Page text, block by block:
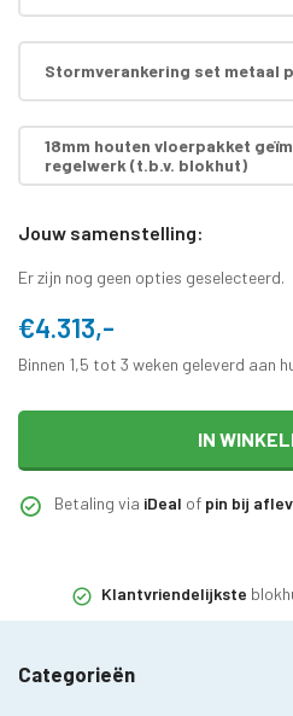
Stormverankering set metaal
18mm houten vloerpakket
regelwerk (t.b.v. blokhut)
Jouw samenstelling:
Er zijn nog geen opties geselecteerd.
€4.313,-
Binnen 1,5 tot 3 weken geleverd aan
IN
Betaling via iDeal of pin bij
Klantvriendelijkste
Categorieën